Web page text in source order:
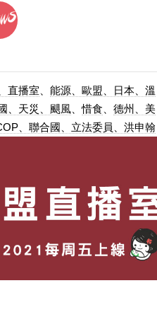
直播室
能源、歐盟、日本、溫
、天災、颶風 、惜食
德州、美
、聯合國、立法委員、洪申翰